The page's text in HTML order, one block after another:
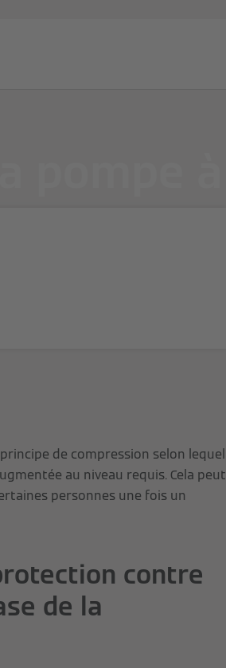
de compression selon lequel
au niveau requis. Cela peut
personnes une fois un
contre
de la